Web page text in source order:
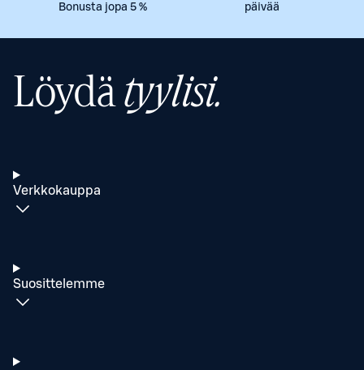
Bonusta jopa 5 %
päivää
Löydätyylisi.
Verkkokauppa
Suosittelemme